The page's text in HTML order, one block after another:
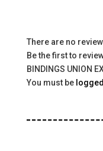
There are no
Be the first to review
BINDINGS UNION
You must be